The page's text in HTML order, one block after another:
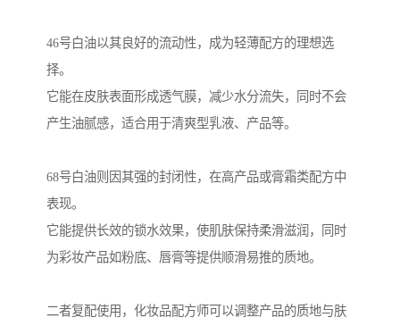
46号白油以其良好的流动性，成为轻薄配方的理想选
择。
它能在皮肤表面形成透气膜，减少水分流失，同时不会
产生油腻感，适合用于清爽型乳液、产品等。
68号白油则因其强的封闭性，在高产品或膏霜类配方中
表现。
它能提供长效的锁水效果，使肌肤保持柔滑滋润，同时
为彩妆产品如粉底、唇膏等提供顺滑易推的质地。
二者复配使用，化妆品配方师可以调整产品的质地与肤